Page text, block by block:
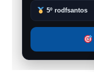
5º rodfsantos